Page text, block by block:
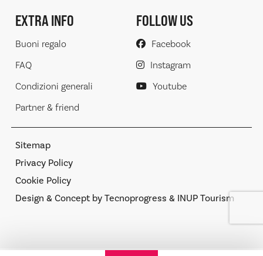
EXTRA INFO
Buoni regalo
FAQ
Condizioni generali
Partner & friend
FOLLOW US
Facebook
Instagram
Youtube
Sitemap
Privacy Policy
Cookie Policy
Design & Concept by Tecnoprogress & INUP Tourism